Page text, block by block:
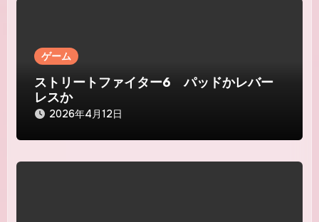
シ
ョ
ン
ゲーム
ストリートファイター6 パッドかレバー
レスか
2026年4月12日